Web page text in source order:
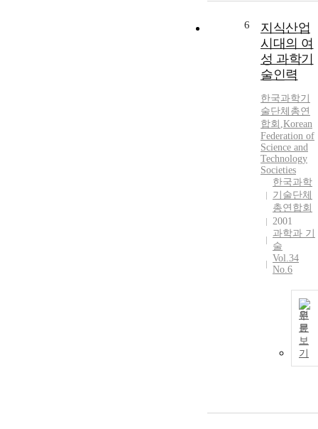
6
지식산업
시대의 여
성 과학기
술인력
한국과학기
술단체총연
합회 ,Korean
Federation of
Science and
Technology
Societies
한국과학
기술단체
총연합회
2001
과학과 기
술
Vol.34
No.6
원
문
보
기